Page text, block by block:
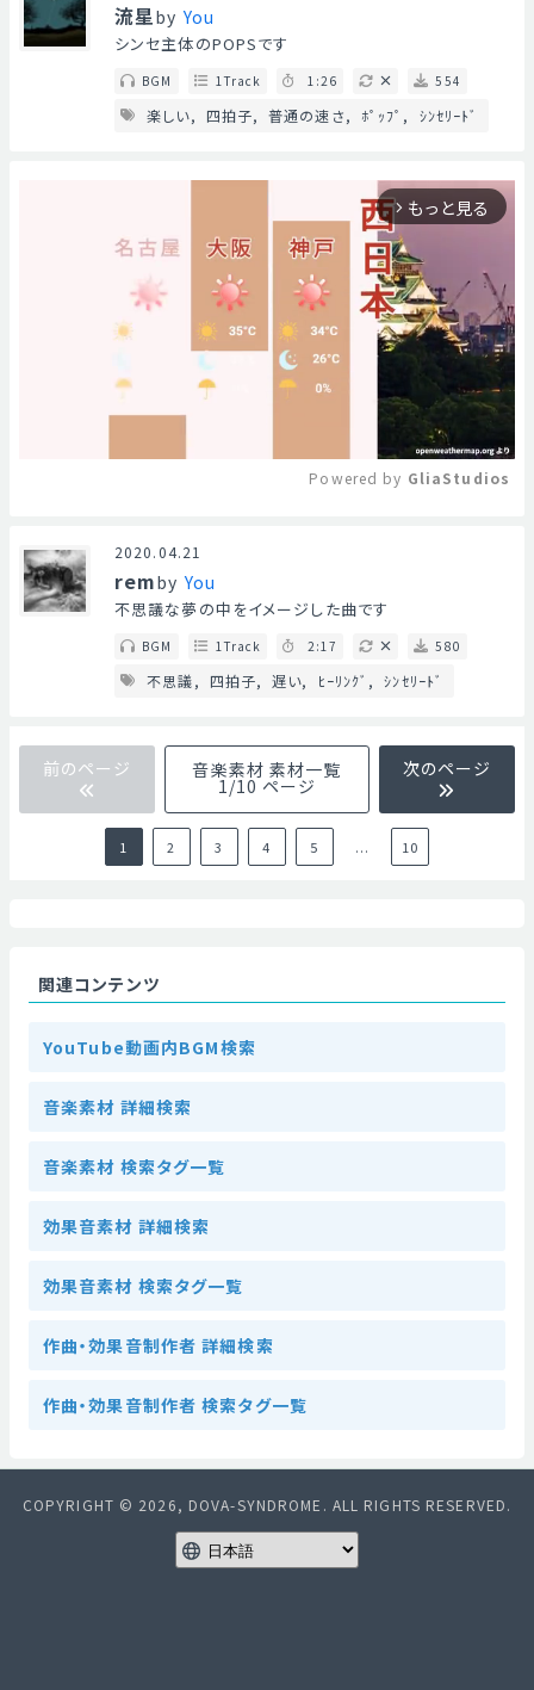
流星by You
シンセ主体のPOPSです
BGM 1Track 1:26 554
楽しい 四拍子 普通の速さ ﾎﾟｯﾌﾟ ｼﾝｾﾘｰﾄﾞ
arrow_forward_ios もっと見る
Powered by GliaStudios
2020.04.21
remby You
不思議な夢の中をイメージした曲です
BGM 1Track 2:17 580
不思議 四拍子 遅い ﾋｰﾘﾝｸﾞ ｼﾝｾﾘｰﾄﾞ
前のページ 音楽素材 素材一覧
1/10 ページ
次のページ
1 2 3 4 5 ... 10
関連コンテンツ
YouTube動画内BGM検索
音楽素材 詳細検索
音楽素材 検索タグ一覧
効果音素材 詳細検索
効果音素材 検索タグ一覧
作曲・効果音制作者 詳細検索
作曲・効果音制作者 検索タグ一覧
COPYRIGHT © 2026, DOVA-SYNDROME. ALL RIGHTS RESERVED.